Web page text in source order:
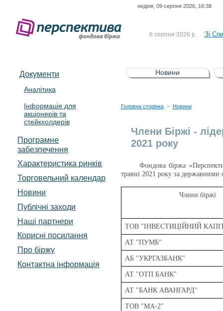
неділя, 09 серпня 2026, 16:38
6 серпня 2026 р. Зі
5 серпня 2026 р.
Зі
UA4000232607)
4 серпня 2026 р.
Документи
Аналітика
Інформація для
акціонерів та
стейкхолдерів
Програмне
забезпечення
Характеристика pинків
Торговельний календар
Новини
Публічні заходи
Наші партнери
Корисні посилання
Про біржу
Контактна інформація
Новини
Головна сторінка > Новини
Члени Біржі -
2021 року
Фондова біржа
травні 2021 року за державними
Члени біржі
ТОВ "ІНВЕСТИЦІЙНИЙ
АТ "ПУМБ"
АБ "УКРГАЗБАНК"
АТ "ОТП БАНК"
АТ "БАНК АВАНГАРД"
ТОВ "МА-2"